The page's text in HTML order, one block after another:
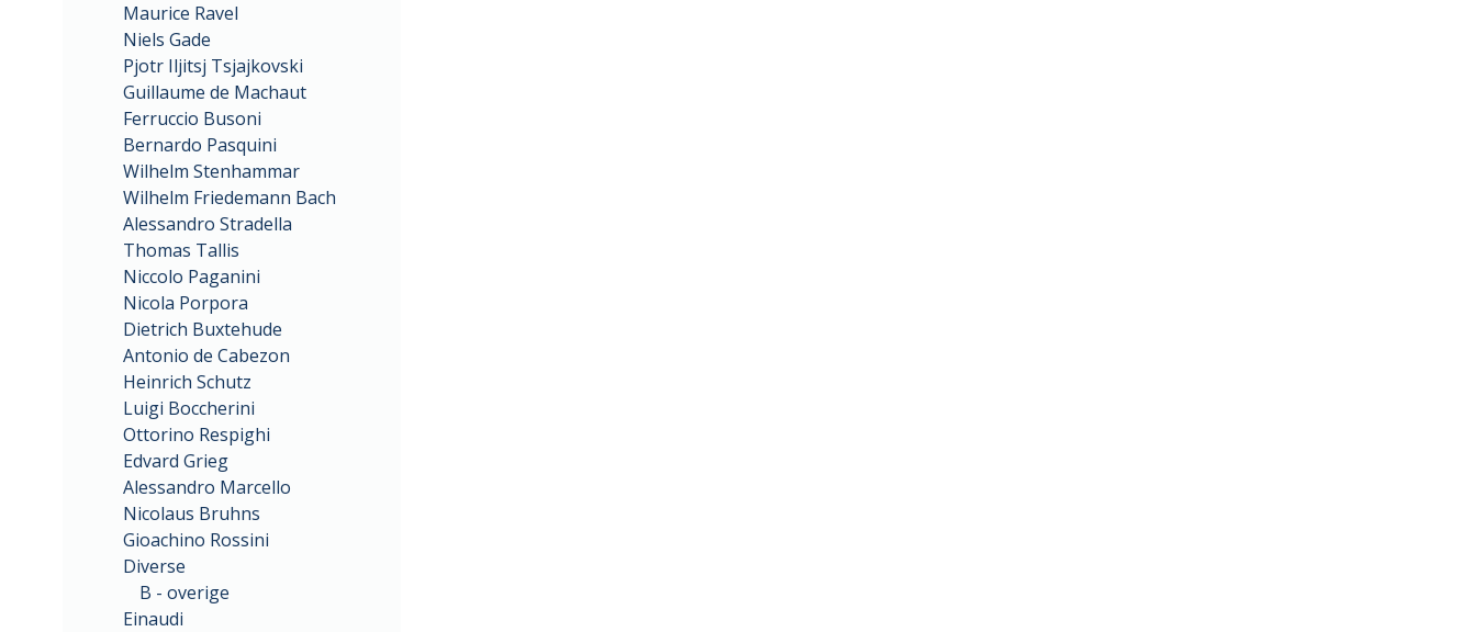
Maurice Ravel
Niels Gade
Pjotr Iljitsj Tsjajkovski
Guillaume de Machaut
Ferruccio Busoni
Bernardo Pasquini
Wilhelm Stenhammar
Wilhelm Friedemann Bach
Alessandro Stradella
Thomas Tallis
Niccolo Paganini
Nicola Porpora
Dietrich Buxtehude
Antonio de Cabezon
Heinrich Schutz
Luigi Boccherini
Ottorino Respighi
Edvard Grieg
Alessandro Marcello
Nicolaus Bruhns
Gioachino Rossini
Diverse
B - overige
Einaudi